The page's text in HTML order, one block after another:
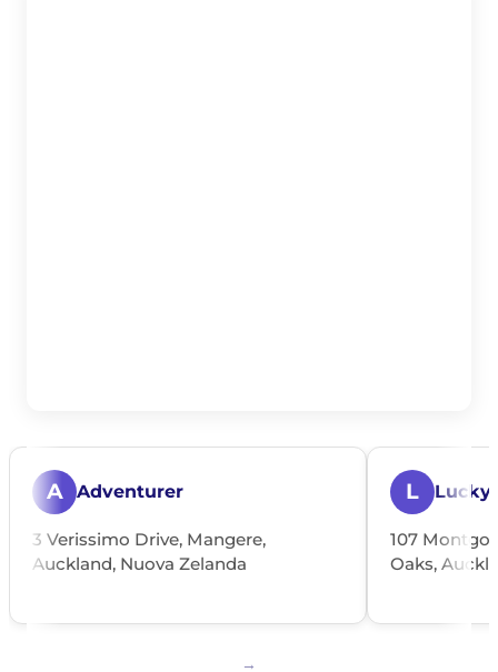
A Adventurer
3 Verissimo Drive, Mangere,
Auckland, Nuova Zelanda
L Lucky
107
Oaks,